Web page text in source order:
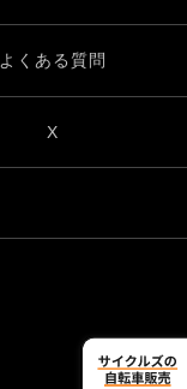
よくある質問
X